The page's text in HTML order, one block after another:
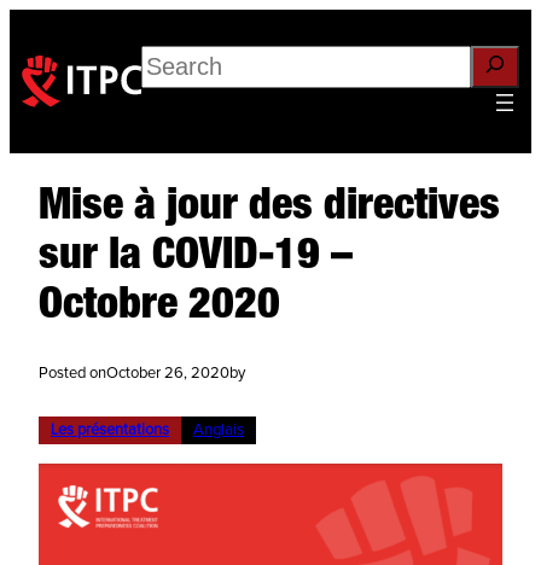
Search
Mise à jour des directives
sur la COVID-19 –
Octobre 2020
Posted onOctober 26, 2020by
Les présentations Anglais